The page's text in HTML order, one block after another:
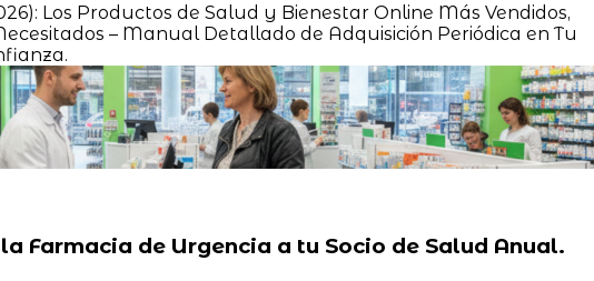
Los Productos de Salud y Bienestar Online Más Vendidos,
– Manual Detallado de Adquisición Periódica en Tu
Farmacia de Urgencia a tu Socio de Salud Anual.